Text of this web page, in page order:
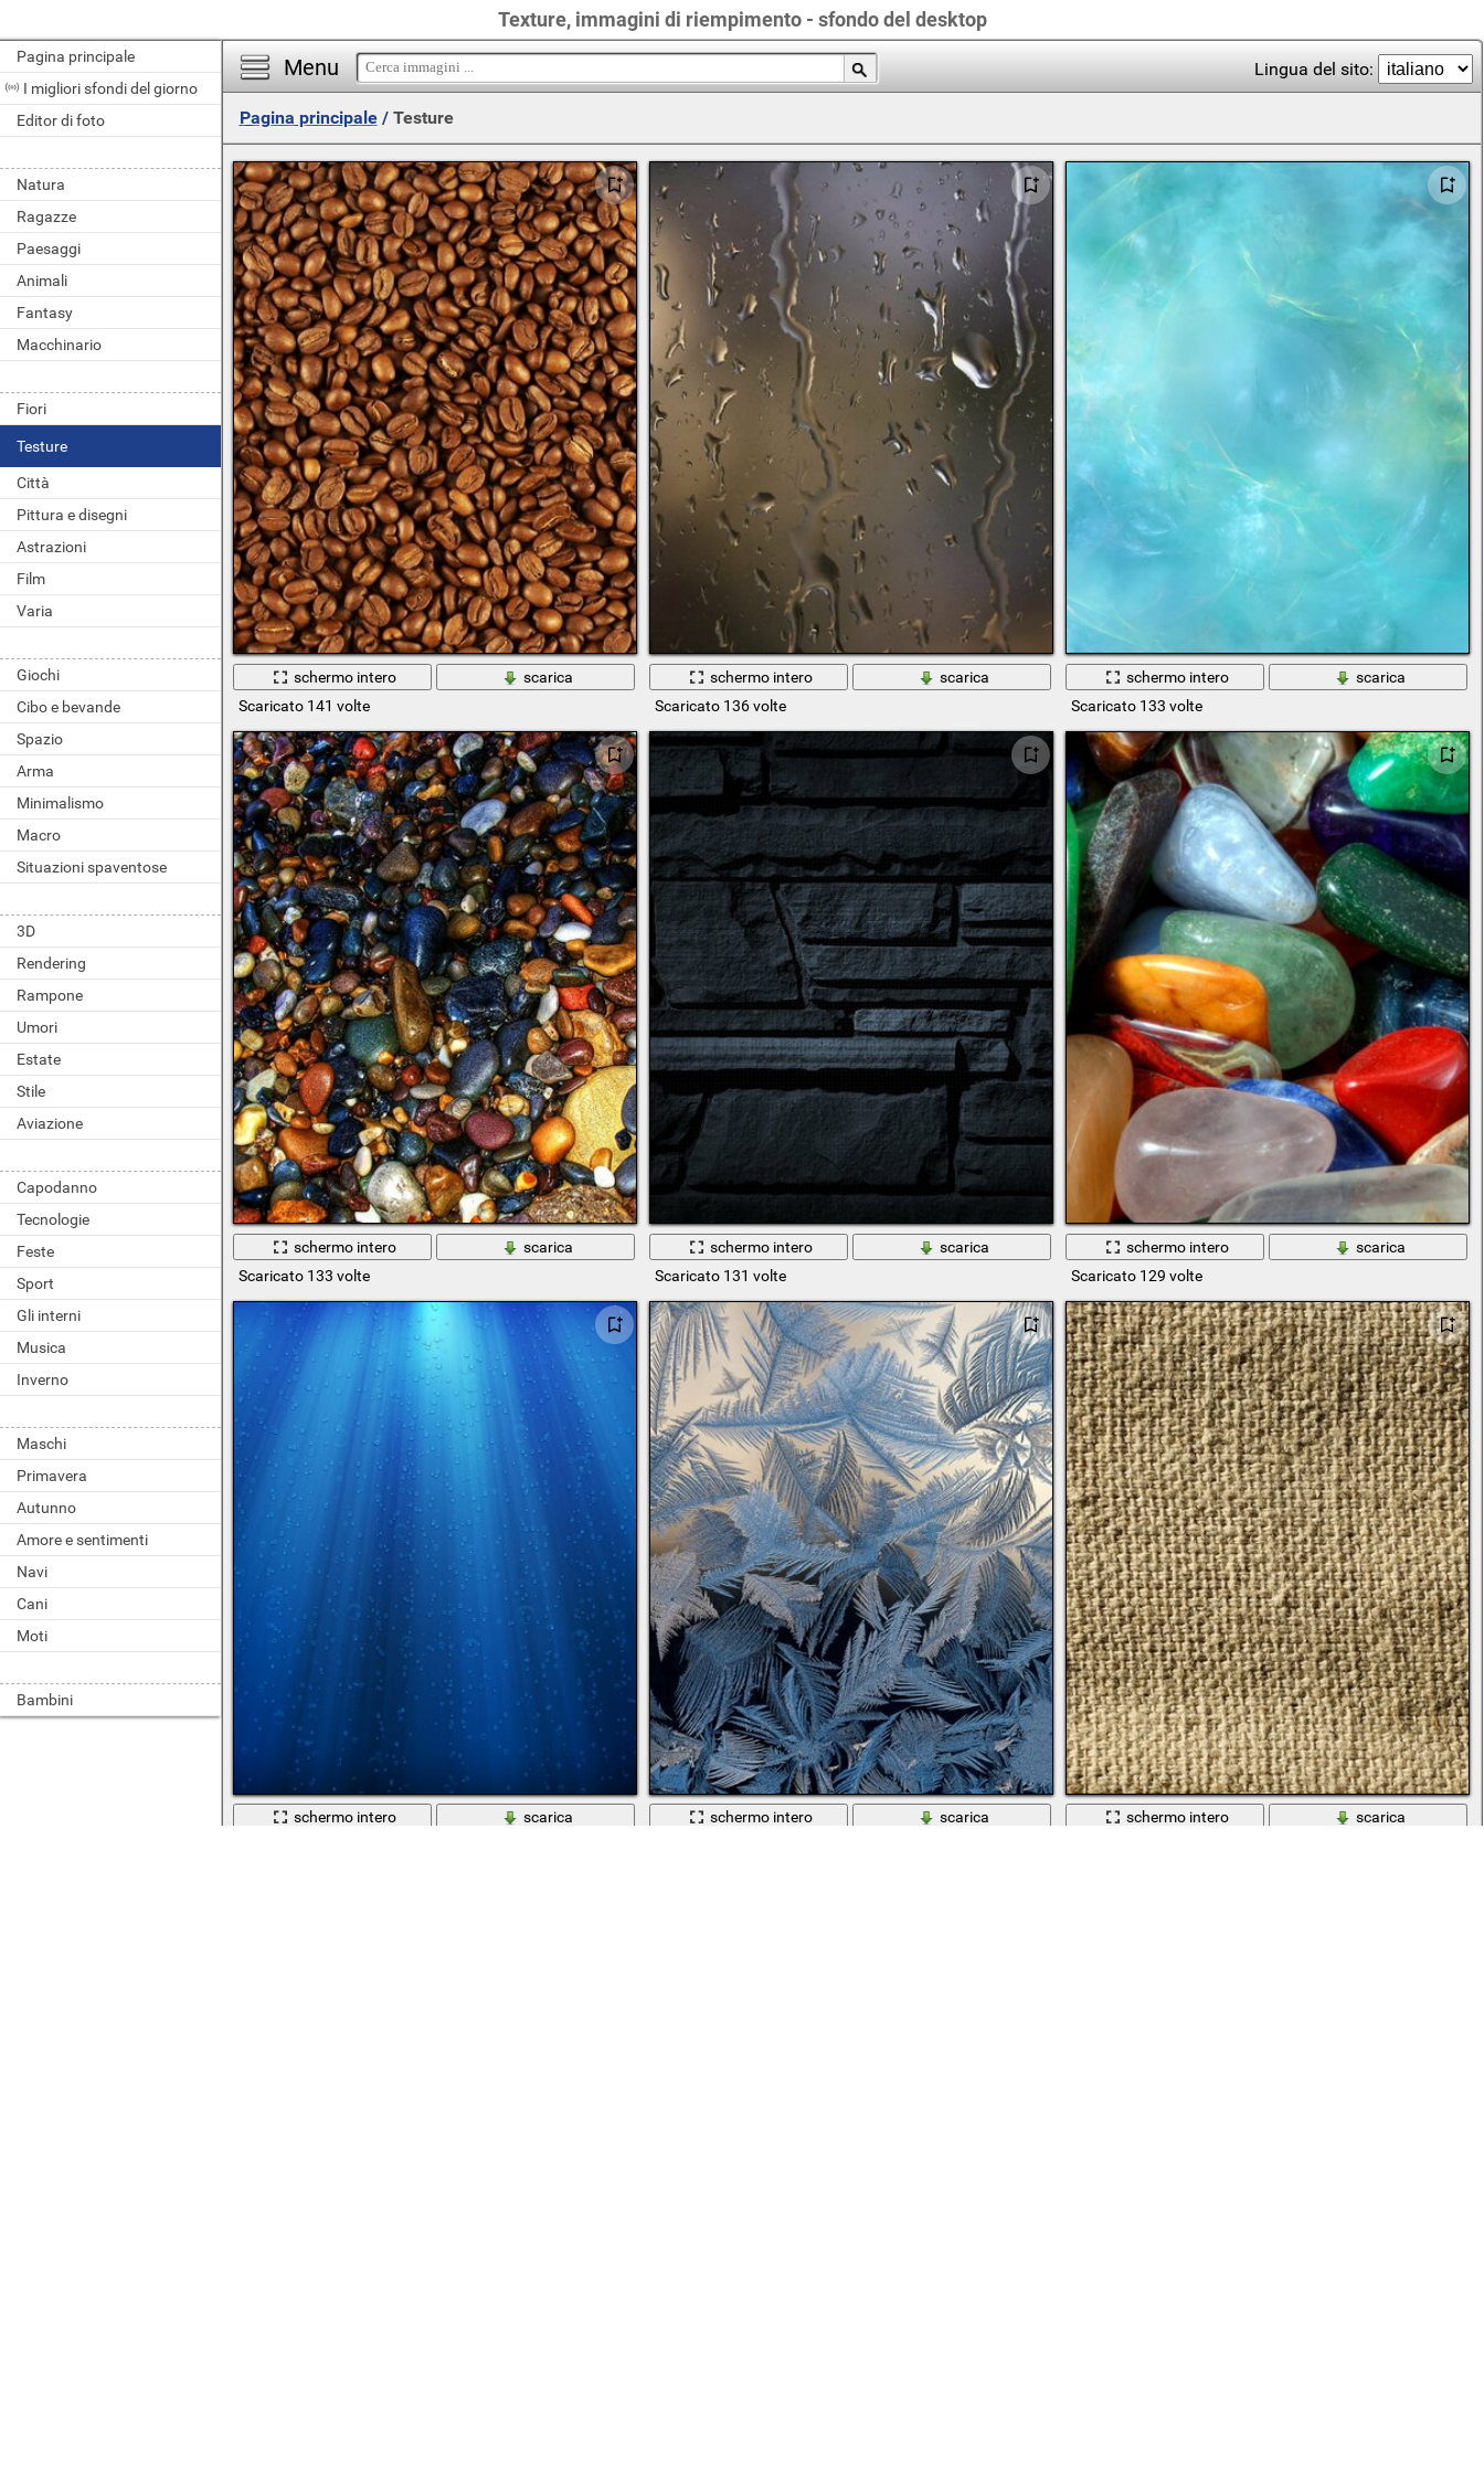
Texture, immagini di riempimento - sfondo del desktop
Pagina principale
I migliori sfondi del giorno
Editor di foto
Natura
Ragazze
Paesaggi
Animali
Fantasy
Macchinario
Fiori
Testure
Città
Pittura e disegni
Astrazioni
Film
Varia
Giochi
Cibo e bevande
Spazio
Arma
Minimalismo
Macro
Situazioni spaventose
3D
Rendering
Rampone
Umori
Estate
Stile
Aviazione
Capodanno
Tecnologie
Feste
Sport
Gli interni
Musica
Inverno
Maschi
Primavera
Autunno
Amore e sentimenti
Navi
Cani
Moti
Bambini
Menu Lingua del sito:
Pagina principale/ Testure
schermo intero
scarica
Scaricato 141 volte
schermo intero
scarica
Scaricato 136 volte
schermo intero
scarica
Scaricato 133 volte
schermo intero
scarica
Scaricato 133 volte
schermo intero
scarica
Scaricato 131 volte
schermo intero
scarica
Scaricato 129 volte
schermo intero
scarica
schermo intero
scarica
schermo intero
scarica